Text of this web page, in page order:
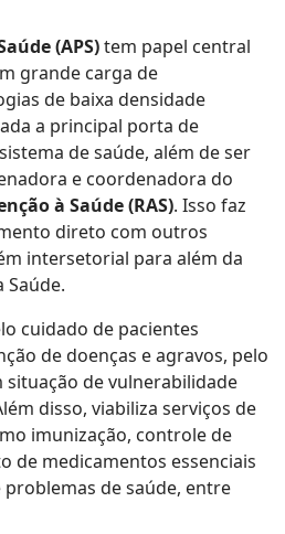
(APS)tem papel central
grande carga de
de baixa densidade
a principal porta de
de saúde, além de ser
e coordenadora do
à Saúde (RAS). Isso faz
direto com outros
intersetorial para além da
Saúde.
cuidado de pacientes
de doenças e agravos, pelo
situação de vulnerabilidade
disso, viabiliza serviços de
imunização, controle de
de medicamentos essenciais
de saúde, entre